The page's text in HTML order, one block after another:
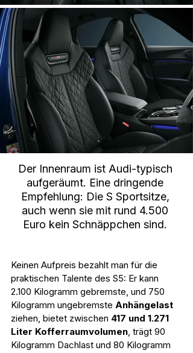
Der Innenraum ist Audi-typisch
aufgeräumt. Eine dringende
Empfehlung: Die S Sportsitze,
auch wenn sie mit rund 4.500
Euro kein Schnäppchen sind.
Keinen Aufpreis bezahlt man für die
praktischen Talente des S5: Er kann
2.100 Kilogramm gebremste, und 750
Kilogramm ungebremste Anhängelast
ziehen, bietet zwischen 417 und 1.271
Liter Kofferraumvolumen, trägt 90
Kilogramm Dachlast und 80 Kilogramm